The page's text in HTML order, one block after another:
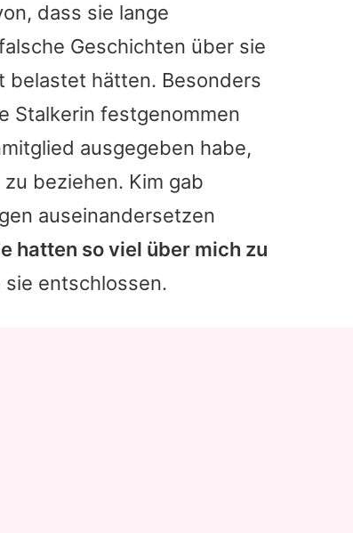
dass sie lange
Geschichten über sie
belastet hätten. Besonders
Stalkerin festgenommen
ausgegeben habe,
beziehen. Kim gab
auseinandersetzen
hatten so viel über mich zu
sie entschlossen.